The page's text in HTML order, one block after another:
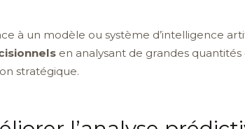
à un modèle ou système d’intelligence
en analysant de grandes
stratégique.